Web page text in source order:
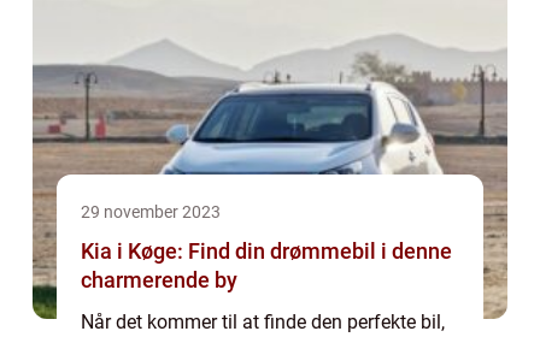
29 november 2023
Kia i Køge: Find din drømmebil i denne
charmerende by
Når det kommer til at finde den perfekte bil,